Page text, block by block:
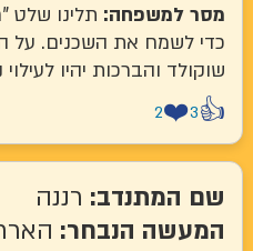
למשפחה:תלינו שלט "חודש
את השכנים. על השלט
והברכות יהיו לעילוי נשמת
2
רננה
הנבחר:הארת פנים